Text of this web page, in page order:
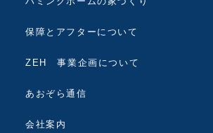
保障とアフターについて
ZEH 事業企画について
あおぞら通信
会社案内